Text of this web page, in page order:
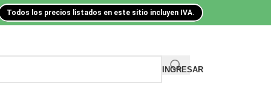
Todos los precios listados en este sitio incluyen IVA.
INGRESAR